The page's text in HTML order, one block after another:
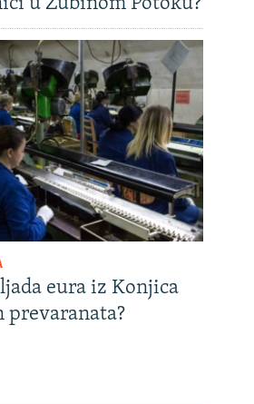
eura iz Konjica
prevaranata?